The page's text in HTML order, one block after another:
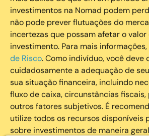
investimentos na Nomad podem
não pode prever flutuações do
incertezas que possam afetar o
investimento. Para mais
de Risco. Como indivíduo, você deve
cuidadosamente a adequação de
sua situação financeira, incluindo
fluxo de caixa, circunstâncias
outros fatores subjetivos. É
utilize todos os recursos disponíveis
sobre investimentos de maneira